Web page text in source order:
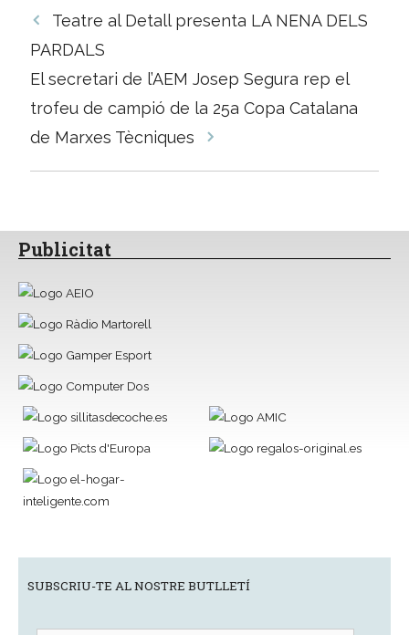
Navegació
per
entrades
Teatre al Detall presenta LA NENA DELS
PARDALS
El secretari de l’AEM Josep Segura rep el
trofeu de campió de la 25a Copa Catalana
de Marxes Tècniques
Publicitat
SUBSCRIU-TE AL NOSTRE BUTLLETÍ